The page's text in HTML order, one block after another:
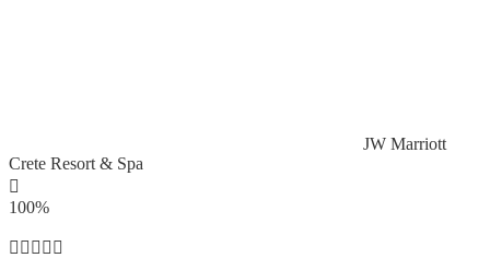
JW Marriott
Crete Resort & Spa
100%